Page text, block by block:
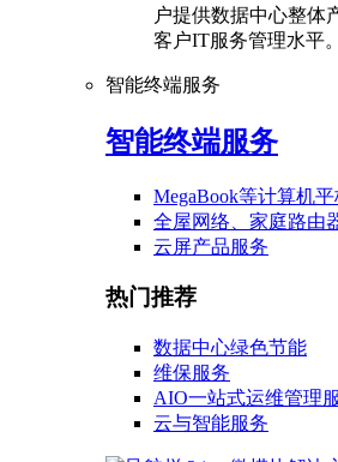
户提供数据中心整体
客户IT服务管理水平。
智能终端服务
智能终端服务
MegaBook等计算机
全屋网络、家庭路由
云屏产品服务
热门推荐
数据中心绿色节能
维保服务
AIO一站式运维管理
云与智能服务